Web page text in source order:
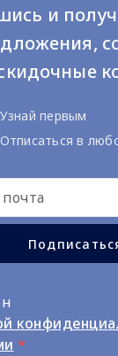
и
Узнай первым
Отписаться в
*